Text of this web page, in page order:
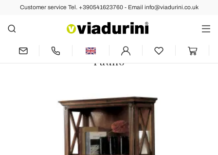
Customer service Tel. +390541623760 - Email info@viadurini.co.uk
Back Previous Next
High Bookcase with Wooden Structure
and Open Compartments Made in Italy -
Fauno